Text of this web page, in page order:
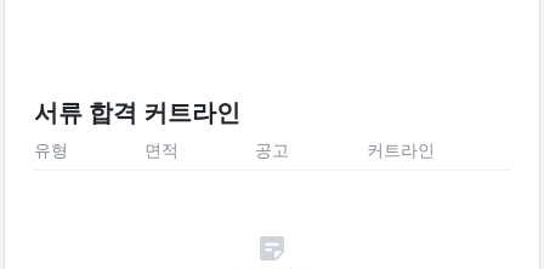
서류 합격 커트라인
유형 면적 공고 커트라인